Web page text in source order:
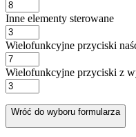
Inne elementy sterowane
Wielofunkcyjne przyciski
Wielofunkcyjne przyciski z
Wróć do wyboru formularza